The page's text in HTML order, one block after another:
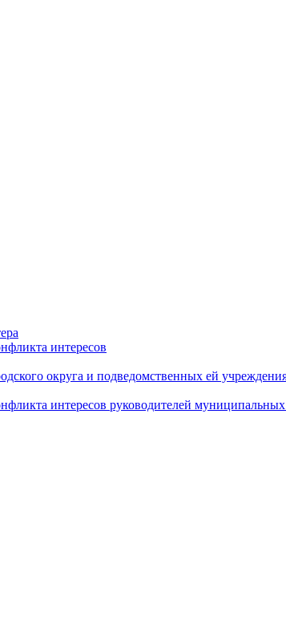
интересов
округа и подведомственных ей
интересов руководителей